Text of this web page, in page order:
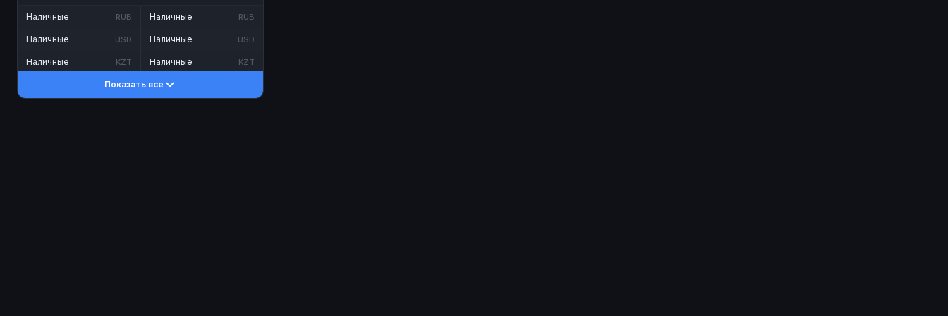
Наличные RUB
Наличные USD
Наличные KZT
Наличные RUB
Наличные USD
Наличные KZT
Показать все